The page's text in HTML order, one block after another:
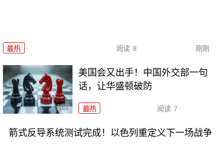
最热 阅读 8 刚刚
美国会又出手！中国外交部一句
话，让华盛顿破防
最热 阅读 7
箭式反导系统测试完成！以色列重定义下一场战争